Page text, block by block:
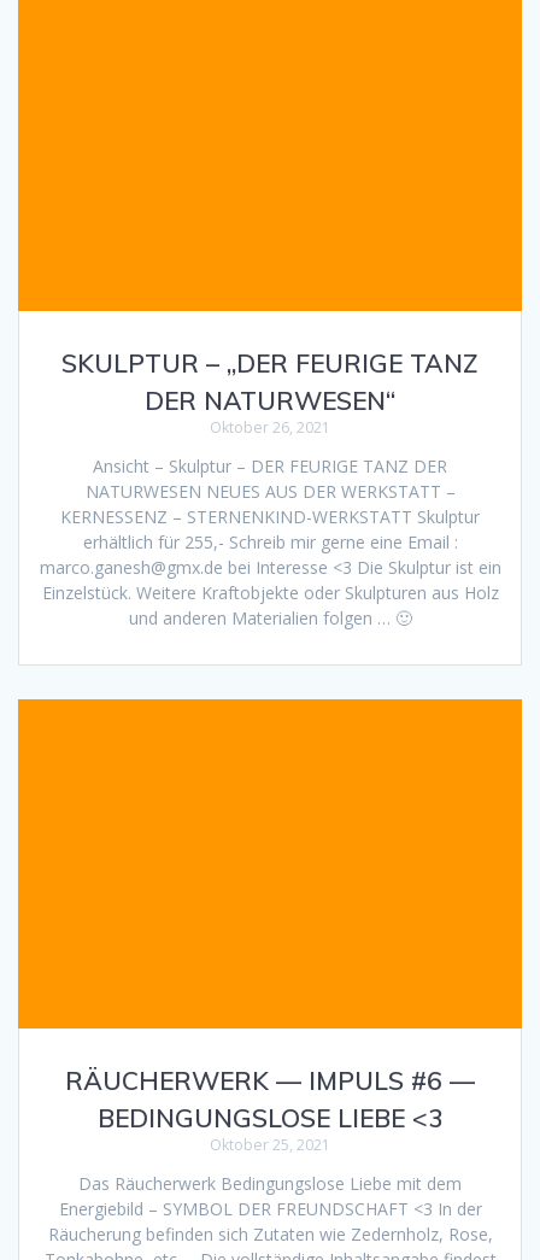
SKULPTUR – „DER FEURIGE TANZ
DER NATURWESEN“
Oktober 26, 2021
Ansicht – Skulptur – DER FEURIGE TANZ DER
NATURWESEN NEUES AUS DER WERKSTATT –
KERNESSENZ – STERNENKIND-WERKSTATT Skulptur
erhältlich für 255,- Schreib mir gerne eine Email :
marco.ganesh@gmx.de bei Interesse <3 Die Skulptur ist ein
Einzelstück. Weitere Kraftobjekte oder Skulpturen aus Holz
und anderen Materialien folgen … 🙂
RÄUCHERWERK — IMPULS #6 —
BEDINGUNGSLOSE LIEBE <3
Oktober 25, 2021
Das Räucherwerk Bedingungslose Liebe mit dem
Energiebild – SYMBOL DER FREUNDSCHAFT <3 In der
Räucherung befinden sich Zutaten wie Zedernholz, Rose,